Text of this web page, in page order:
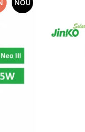
NOU